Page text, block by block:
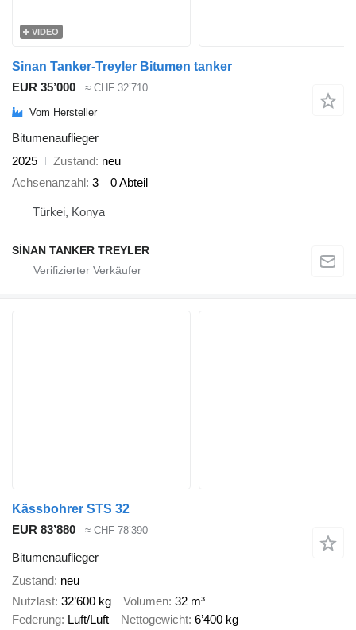
VIDEO
Sinan Tanker-Treyler Bitumen tanker
EUR 35’000
≈ CHF 32’710
Vom Hersteller
Bitumenauflieger
2025
Zustand neu
Achsenanzahl 3 0 Abteil
Türkei, Konya
SİNAN TANKER TREYLER
Kässbohrer STS 32
EUR 83’880
≈ CHF 78’390
Bitumenauflieger
Zustand neu
Nutzlast 32’600 kg Volumen 32 m³
Federung Luft/Luft Nettogewicht 6’400 kg